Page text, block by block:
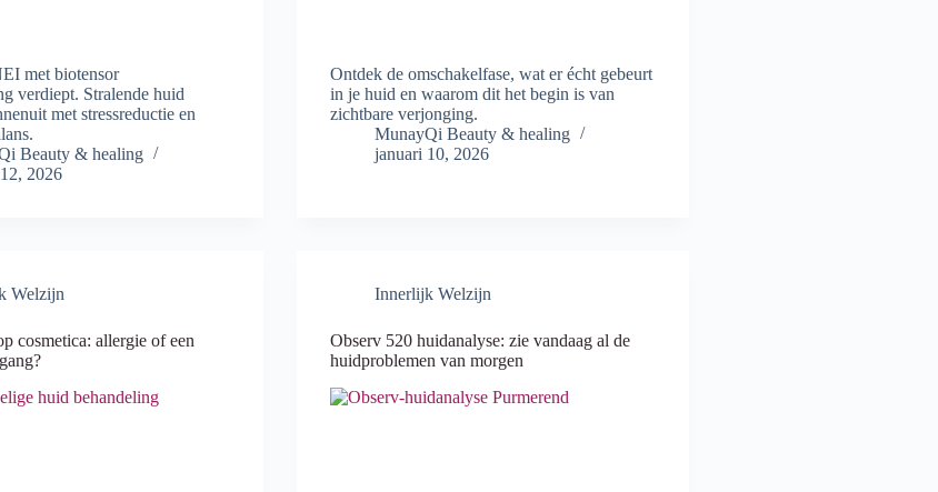
met biotensor
verdiept. Stralende huid
met stressreductie en
Beauty & healing
2026
Ontdek de omschakelfase, wat er écht gebeurt
in je huid en waarom dit het begin is van
zichtbare verjonging.
MunayQi Beauty & healing
januari 10, 2026
Welzijn
cosmetica: allergie of een
Innerlijk Welzijn
Observ 520 huidanalyse: zie vandaag al de
huidproblemen van morgen